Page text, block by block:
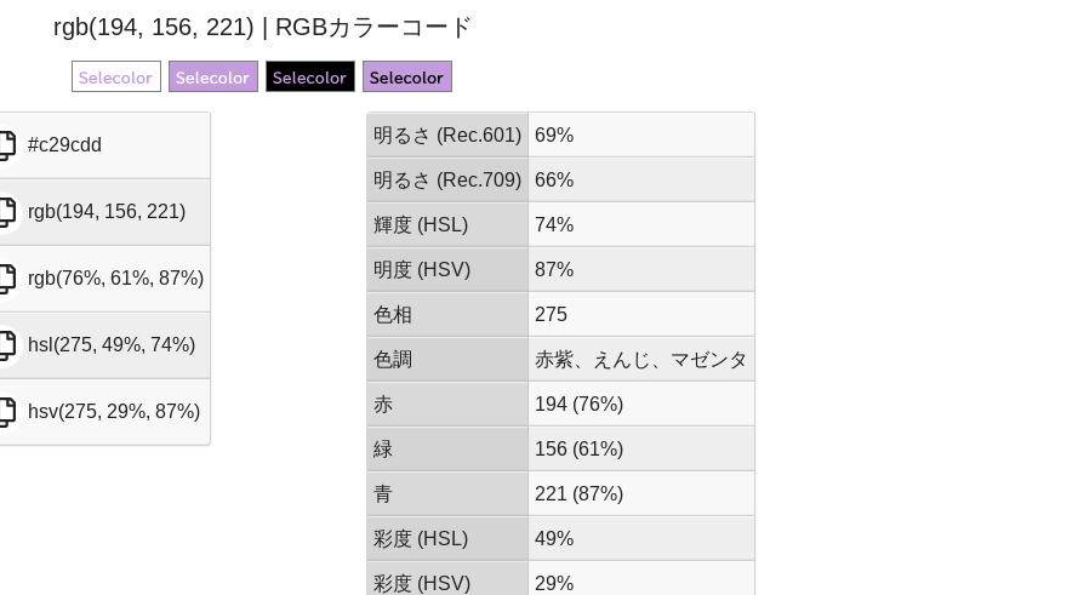
rgb(194, 156, 221) | RGBカラーコード
#c29cdd
rgb(194, 156, 221)
rgb(76%, 61%, 87%)
hsl(275, 49%, 74%)
hsv(275, 29%, 87%)
明るさ (Rec.601) 69%
明るさ (Rec.709) 66%
輝度 (HSL) 74%
明度 (HSV) 87%
色相 275
色調 赤紫、えんじ、マゼンタ
赤 194 (76%)
緑 156 (61%)
青 221 (87%)
彩度 (HSL) 49%
彩度 (HSV) 29%